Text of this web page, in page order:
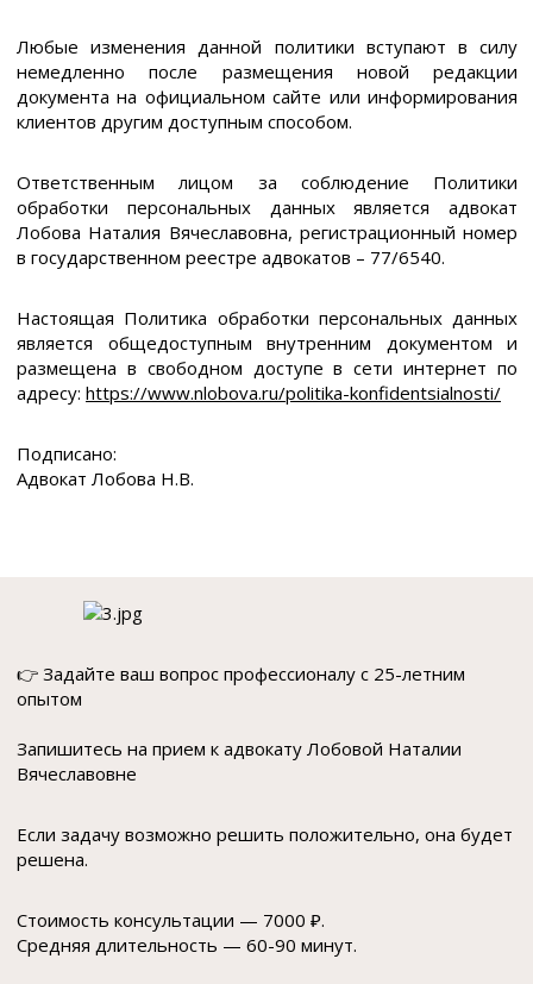
Любые изменения данной политики вступают в силу
немедленно после размещения новой редакции
документа на официальном сайте или информирования
клиентов другим доступным способом.
Ответственным лицом за соблюдение Политики
обработки персональных данных является адвокат
Лобова Наталия Вячеславовна, регистрационный номер
в государственном реестре адвокатов – 77/6540.
Настоящая Политика обработки персональных данных
является общедоступным внутренним документом и
размещена в свободном доступе в сети интернет по
адресу: https://www.nlobova.ru/politika-konfidentsialnosti/
Подписано:
Адвокат Лобова Н.В.
👉 Задайте ваш вопрос профессионалу с 25-летним
опытом
Запишитесь на прием к адвокату Лобовой Наталии
Вячеславовне
Если задачу возможно решить положительно, она будет
решена.
Стоимость консультации — 7000 ₽.
Средняя длительность — 60-90 минут.